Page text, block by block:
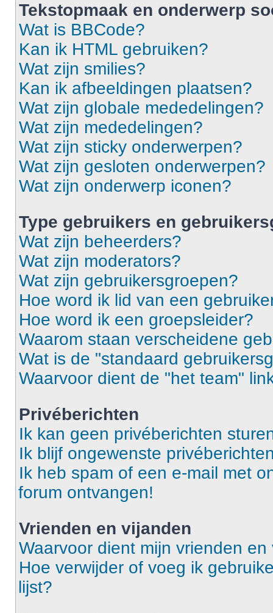
Tekstopmaak en onderwerp
Wat is BBCode?
Kan ik HTML gebruiken?
Wat zijn smilies?
Kan ik afbeeldingen plaatsen?
Wat zijn globale mededelingen?
Wat zijn mededelingen?
Wat zijn sticky onderwerpen?
Wat zijn gesloten onderwerpen?
Wat zijn onderwerp iconen?
Type gebruikers en
Wat zijn beheerders?
Wat zijn moderators?
Wat zijn gebruikersgroepen?
Hoe word ik lid van een
Hoe word ik een groepsleider?
Waarom staan verscheidene
Wat is de "standaard
Waarvoor dient de "het team"
Privéberichten
Ik kan geen privéberichten
Ik blijf ongewenste
Ik heb spam of een e-mail met
forum ontvangen!
Vrienden en vijanden
Waarvoor dient mijn vrienden en
Hoe verwijder of voeg ik
lijst?